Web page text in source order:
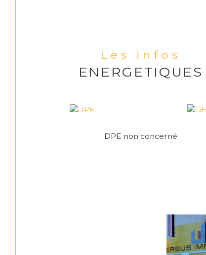
Les infos
ENERGETIQUES
DPE non concerné